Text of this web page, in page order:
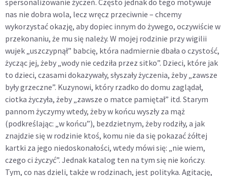
nas nie dobra wola, lecz wręcz przeciwnie – chcemy
wykorzystać okazję, aby dopiec innym do żywego, oczywiście w
przekonaniu, że mu się należy. W mojej rodzinie przy wigilii
wujek „uszczypnął” babcię, która nadmiernie dbała o czystość,
życząc jej, żeby „wody nie cedziła przez sitko”. Dzieci, które jak
to dzieci, czasami dokazywały, słyszały życzenia, żeby „zawsze
były grzeczne”. Kuzynowi, który rzadko do domu zaglądał,
ciotka życzyła, żeby „zawsze o matce pamiętał” itd. Starym
pannom życzymy wtedy, żeby w końcu wyszły za mąż
(podkreślając: „w końcu”), bezdzietnym, żeby rodziły, a jak
znajdzie się w rodzinie ktoś, komu nie da się pokazać żółtej
kartki za jego niedoskonałości, wtedy mówi się: „nie wiem,
czego ci życzyć”. Jednak katalog ten na tym się nie kończy.
Tym, co nas dzieli, także w rodzinach, jest polityka. Agitację,